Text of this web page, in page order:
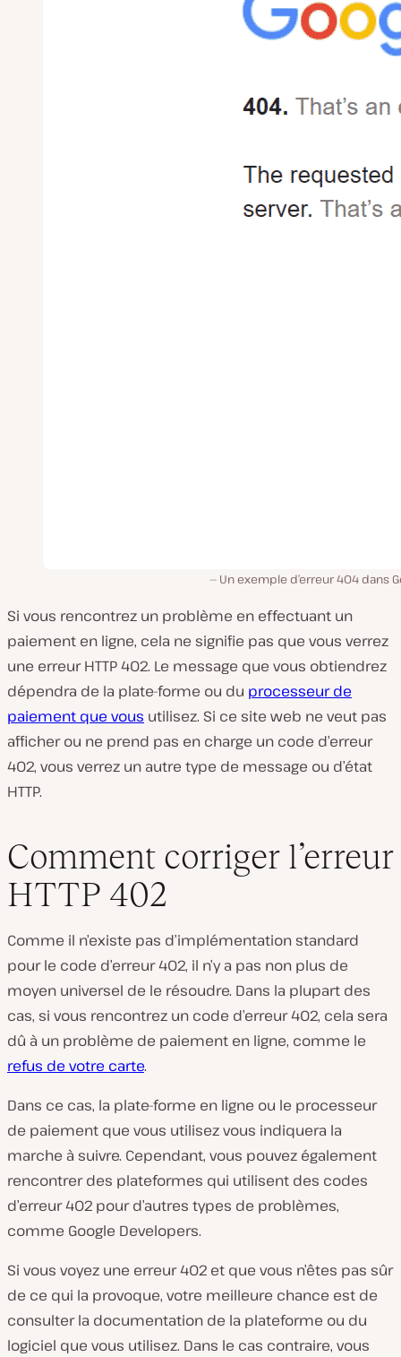
Un exemple d’erreur 404 dans
Si vous rencontrez un problème en effectuant un
paiement en ligne, cela ne signifie pas que vous verrez
une erreur HTTP 402. Le message que vous obtiendrez
dépendra de la plate-forme ou du processeur de
paiement que vous utilisez. Si ce site web ne veut pas
afficher ou ne prend pas en charge un code d’erreur
402, vous verrez un autre type de message ou d’état
HTTP.
Comment corriger l’erreur
HTTP 402
Comme il n’existe pas d’implémentation standard
pour le code d’erreur 402, il n’y a pas non plus de
moyen universel de le résoudre. Dans la plupart des
cas, si vous rencontrez un code d’erreur 402, cela sera
dû à un problème de paiement en ligne, comme le
refus de votre carte.
Dans ce cas, la plate-forme en ligne ou le processeur
de paiement que vous utilisez vous indiquera la
marche à suivre. Cependant, vous pouvez également
rencontrer des plateformes qui utilisent des codes
d’erreur 402 pour d’autres types de problèmes,
comme Google Developers.
Si vous voyez une erreur 402 et que vous n’êtes pas sûr
de ce qui la provoque, votre meilleure chance est de
consulter la documentation de la plateforme ou du
logiciel que vous utilisez. Dans le cas contraire, vous